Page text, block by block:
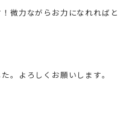
微力ながらお力になれればと
。よろしくお願いします。